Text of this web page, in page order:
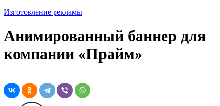
Изготовление рекламы
Анимированный баннер для
компании «Прайм»